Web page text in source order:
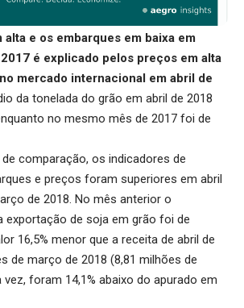
alta e os embarques em baixa em
é explicado pelos preços em alta
mercado internacional em abril de
da tonelada do grão em abril de 2018
no mesmo mês de 2017 foi de
comparação, os indicadores de
e preços foram superiores em abril
de 2018. No mês anterior o
de soja em grão foi de
16,5% menor que a receita de abril de
de março de 2018 (8,81 milhões de
foram 14,1% abaixo do apurado em